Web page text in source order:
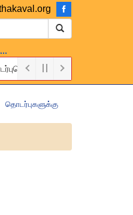
above Email or Telephone
தொடர்புகளுக்கு